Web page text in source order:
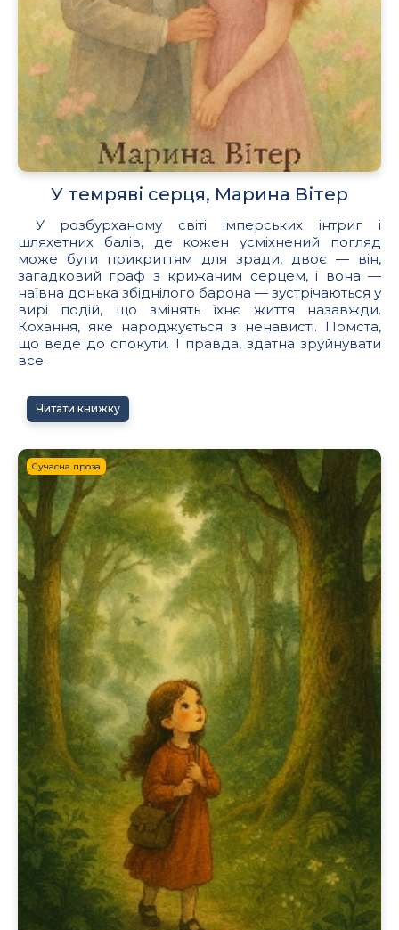
У темряві серця, Марина Вітер
У розбурханому світі імперських інтриг і
шляхетних балів, де кожен усміхнений погляд
може бути прикриттям для зради, двоє — він,
загадковий граф з крижаним серцем, і вона —
наївна донька збіднілого барона — зустрічаються у
вирі подій, що змінять їхнє життя назавжди.
Кохання, яке народжується з ненависті. Помста,
що веде до спокути. І правда, здатна зруйнувати
все.
Читати книжку
Сучасна проза